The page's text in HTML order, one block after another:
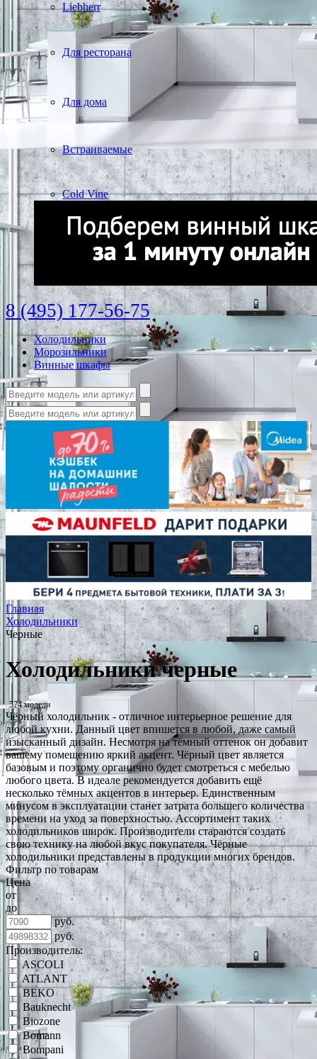
Liebherr
Для ресторана
Для дома
Встраиваемые
Cold Vine
8 (495) 177-56-75
Холодильники
Морозильники
Винные шкафы
Главная
Холодильники
Черные
Холодильники черные
574 модели
Чёрный холодильник - отличное интерьерное решение для
любой кухни. Данный цвет впишется в любой, даже самый
изысканный дизайн. Несмотря на тёмный оттенок он добавит
вашему помещению яркий акцент. Чёрный цвет является
базовым и поэтому органично будет смотреться с мебелью
любого цвета. В идеале рекомендуется добавить ещё
несколько тёмных акцентов в интерьер. Единственным
минусом в эксплуатации станет затрата большего количества
времени на уход за поверхностью. Ассортимент таких
холодильников широк. Производители стараются создать
свою технику на любой вкус покупателя. Чёрные
холодильники представлены в продукции многих брендов.
Фильтр по товарам
Цена
от
до
руб.
руб.
Производитель:
ASCOLI
ATLANT
BEKO
Bauknecht
Biozone
Bomann
Bompani